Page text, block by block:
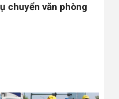
chuyển văn phòng